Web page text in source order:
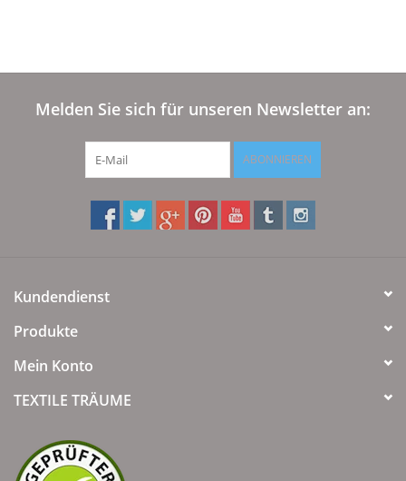
Vertrag widerrufen
Tel.0049(0)7322-919376
Blog-Aktuelles
Marken
Melden Sie sich für unseren Newsletter an:
ABONNIEREN
Kundendienst
Produkte
Mein Konto
TEXTILE TRÄUME